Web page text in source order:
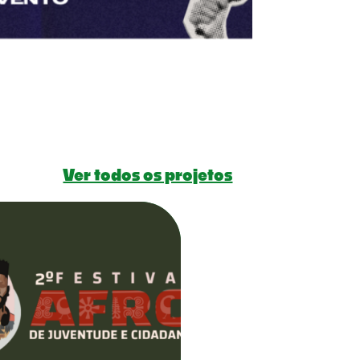
Ver todos os projetos